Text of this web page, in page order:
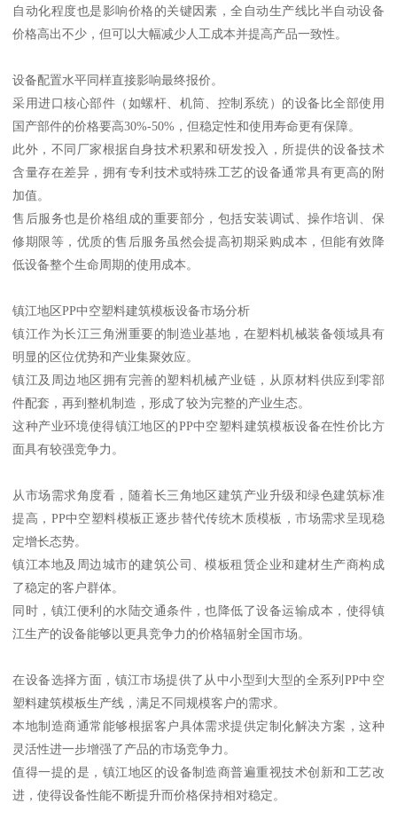
自动化程度也是影响价格的关键因素，全自动生产线比半自动设备
价格高出不少，但可以大幅减少人工成本并提高产品一致性。
设备配置水平同样直接影响最终报价。
采用进口核心部件（如螺杆、机筒、控制系统）的设备比全部使用
国产部件的价格要高30%-50%，但稳定性和使用寿命更有保障。
此外，不同厂家根据自身技术积累和研发投入，所提供的设备技术
含量存在差异，拥有专利技术或特殊工艺的设备通常具有更高的附
加值。
售后服务也是价格组成的重要部分，包括安装调试、操作培训、保
修期限等，优质的售后服务虽然会提高初期采购成本，但能有效降
低设备整个生命周期的使用成本。
镇江地区PP中空塑料建筑模板设备市场分析
镇江作为长江三角洲重要的制造业基地，在塑料机械装备领域具有
明显的区位优势和产业集聚效应。
镇江及周边地区拥有完善的塑料机械产业链，从原材料供应到零部
件配套，再到整机制造，形成了较为完整的产业生态。
这种产业环境使得镇江地区的PP中空塑料建筑模板设备在性价比方
面具有较强竞争力。
从市场需求角度看，随着长三角地区建筑产业升级和绿色建筑标准
提高，PP中空塑料模板正逐步替代传统木质模板，市场需求呈现稳
定增长态势。
镇江本地及周边城市的建筑公司、模板租赁企业和建材生产商构成
了稳定的客户群体。
同时，镇江便利的水陆交通条件，也降低了设备运输成本，使得镇
江生产的设备能够以更具竞争力的价格辐射全国市场。
在设备选择方面，镇江市场提供了从中小型到大型的全系列PP中空
塑料建筑模板生产线，满足不同规模客户的需求。
本地制造商通常能够根据客户具体需求提供定制化解决方案，这种
灵活性进一步增强了产品的市场竞争力。
值得一提的是，镇江地区的设备制造商普遍重视技术创新和工艺改
进，使得设备性能不断提升而价格保持相对稳定。